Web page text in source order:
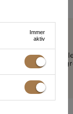
5/5
Schönes
Etwas zu
ANONIM
Immer
aktiv